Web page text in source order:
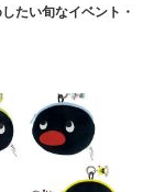
たい旬なイベント・